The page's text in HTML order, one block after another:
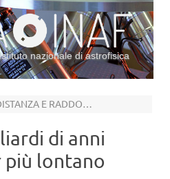
nazionale di astrofisica
BATTUTO IL RECORD IN DISTANZA E RADDOPPIATA LA MASSA DEL BUCO NERO CENTRALE
di anni
più lontano